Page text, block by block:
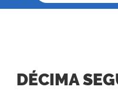
DÉCIMA